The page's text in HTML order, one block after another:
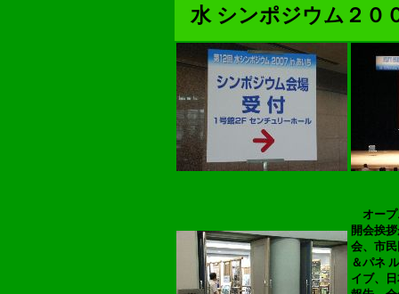
水 シンポジウム２０
オー
開会挨
会、市
＆パネ
イブ、